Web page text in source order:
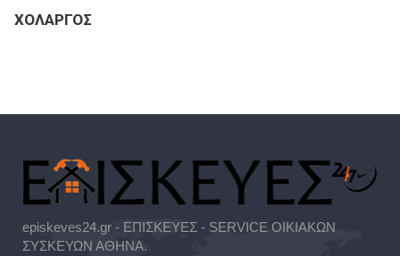
ΧΟΛΑΡΓΟΣ
episkeves24.gr - ΕΠΙΣΚΕΥΕΣ - SERVICE ΟΙΚΙΑΚΩΝ
ΣΥΣΚΕΥΩΝ ΑΘΗΝΑ.